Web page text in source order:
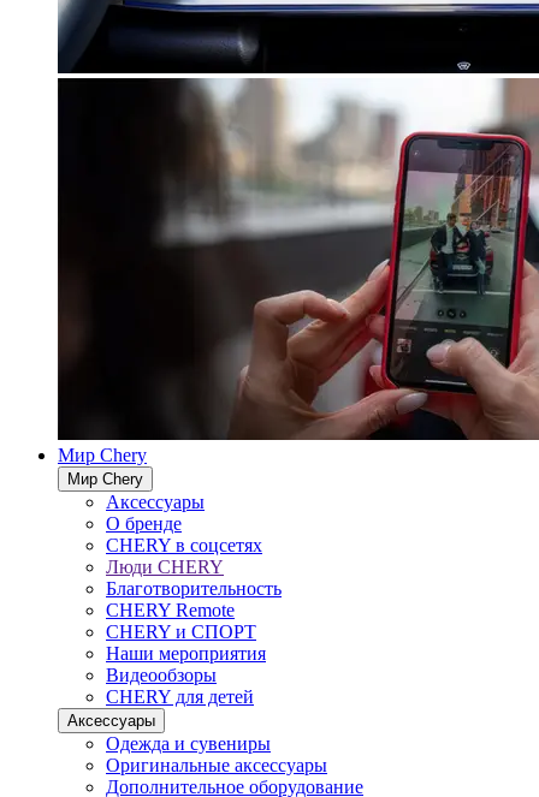
Мир Chery
Мир Chery
Аксессуары
О бренде
CHERY в соцсетях
Люди CHERY
Благотворительность
CHERY Remote
CHERY и СПОРТ
Наши мероприятия
Видеообзоры
CHERY для детей
Аксессуары
Одежда и сувениры
Оригинальные аксессуары
Дополнительное оборудование